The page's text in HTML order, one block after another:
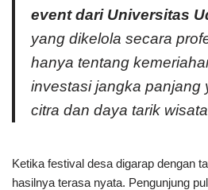
event dari Universitas
yang dikelola secara
hanya tentang
investasi jangka panjang
citra dan daya tarik
Ketika festival desa digarap dengan
hasilnya terasa nyata. Pengunjung